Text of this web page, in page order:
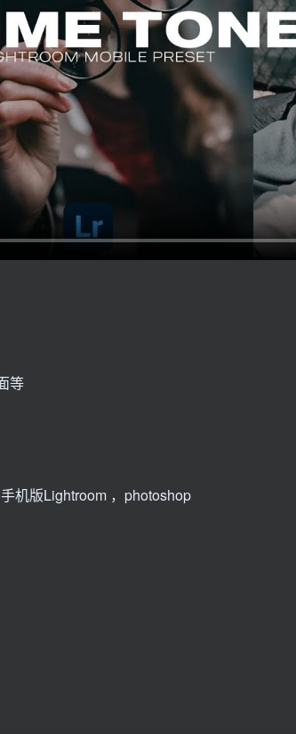
等
机版Lightroom ，photoshop